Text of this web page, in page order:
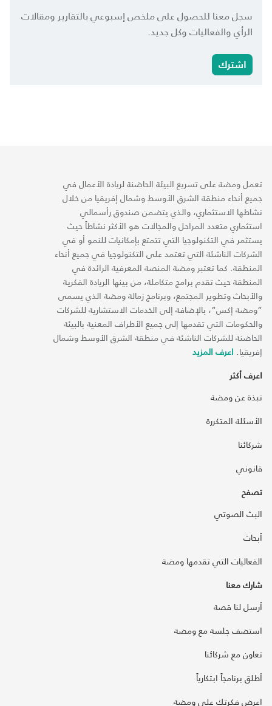
سجل معنا للحصول على ملخص إسبوعي بالتقارير ومقالات
الرأي والفعاليات وكل جديد.
اشترك
تعمل ومضة على تسريع البيئة الحاضنة لريادة الأعمال في
جميع أنحاء منطقة الشرق الأوسط وشمال إفريقيا من خلال
نشاطها الاستثماري، والذي يتضمن صندوق رأسمالي
استثماري متعدد المراحل والمجالات هو الأكثر نشاطاً حيث
يستثمر في التكنولوجيا التي تتمتع بإمكانيات للنمو أو في
الشركات الناشئة التي تعتمد على التكنولوجيا في جميع أنحاء
المنطقة. كما تعتبر ومضة المنصة المعرفية الرائدة في
المنطقة حيث تقدم برامج متكاملة، من بينها الريادة الفكرية
والأبحاث وتطوير المجتمع، وبرنامج زمالة ومضة الذي يسمى
“ومضة إكس“، بالإضافة إلى الخدمات الاستشارية للشركات
والحكومات التي تقدمها إلى جميع الأطراف المعنية بالبيئة
الحاضنة للشركات الناشئة في منطقة الشرق الأوسط وشمال
إفريقيا. اعرف المزيد
اعرف أكثر
نبذة عن ومضة
الأسئلة المتكررة
شركائنا
قانوني
تصفح
البث الصوتي
أبحاث
الفعاليات التي تقدمها ومضة
شارك معنا
أرسل لنا قصة
استضف جلسة مع ومضة
تعاون مع شركائنا
أطلق برنامجاً ابتكارياً
اعرض فكرتك على ومضة